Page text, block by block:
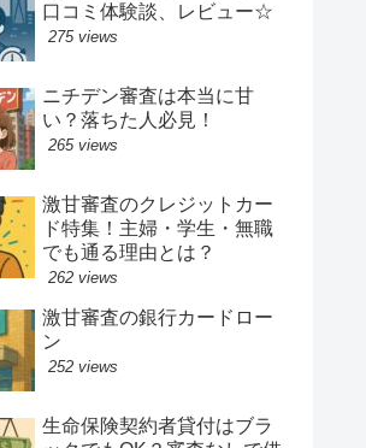
口コミ体験談、レビュー☆
275 views
ニチデン審査は本当に甘
い？落ちた人必見！
265 views
激甘審査のクレジットカー
ド特集！主婦・学生・無職
でも通る理由とは？
262 views
激甘審査の銀行カードロー
ン
252 views
生命保険契約者貸付はブラ